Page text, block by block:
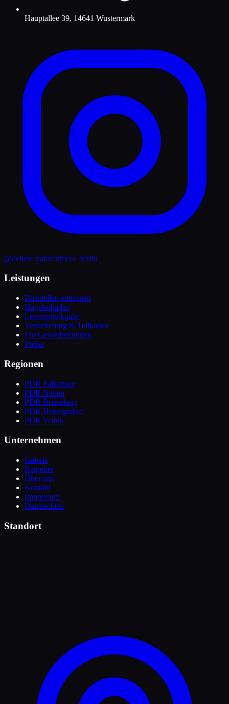
Hauptallee 39, 14641 Wustermark
@dellen_transformers_berlin
Leistungen
Parkdellen entfernen
Hagelschaden
Leasingrückgabe
Versicherung & Teilkasko
Für Gewerbekunden
Preise
Regionen
PDR Falkensee
PDR Nauen
PDR Brieselang
PDR Hennigsdorf
PDR Velten
Unternehmen
Galerie
Ratgeber
Über uns
Kontakt
Impressum
Datenschutz
Standort